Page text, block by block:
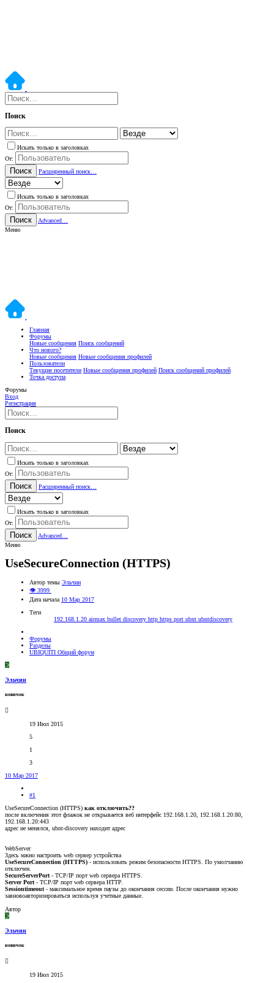
Поиск
Искать только в заголовках
От:
Поиск Расширенный поиск…
Искать только в заголовках
От:
Поиск
Advanced…
Меню
Главная
Форумы
Новые сообщения Поиск сообщений
Что нового?
Новые сообщения Новые сообщения профилей
Пользователи
Текущие посетители Новые сообщения профилей Поиск сообщений профилей
Точка доступа
Форумы
Вход
Регистрация
Поиск
Искать только в заголовках
От:
Поиск Расширенный поиск…
Искать только в заголовках
От:
Поиск
Advanced…
Меню
UseSecureConnection (HTTPS)
Автор темы Эльчин
👁 3999
Дата начала 10 Мар 2017
Теги
192.168.1.20 airmax bullet discovery http https port ubnt ubntdiscovery
Форумы
Разделы
UBIQUITI Общий форум
Э
Эльчин
новичок
19 Июл 2015
5
1
3
10 Мар 2017
#1
UseSecureConnection (HTTPS) как отключить??
после включения этот флажок не открывается веб интерфейс 192.168.1.20, 192.168.1.20:80,
192.168.1.20:443
адрес не менялся, ubnt-discovery находит адрес
WebServer
Здесь мжно настроить web сервер устройства
UseSecureConnection (HTTPS) - использовать режим безопасности HTTPS. По умолчанию
отключен.
SecureServerPort - TCP/IP порт web сервера HTTPS.
Server Port - TCP/IP порт web сервера HTTP.
Sessiontimeout - максимальное время паузы до окончания сессии. После окончания нужно
завновоавторизироваться используя учетные данные.
Автор
Э
Эльчин
новичок
19 Июл 2015